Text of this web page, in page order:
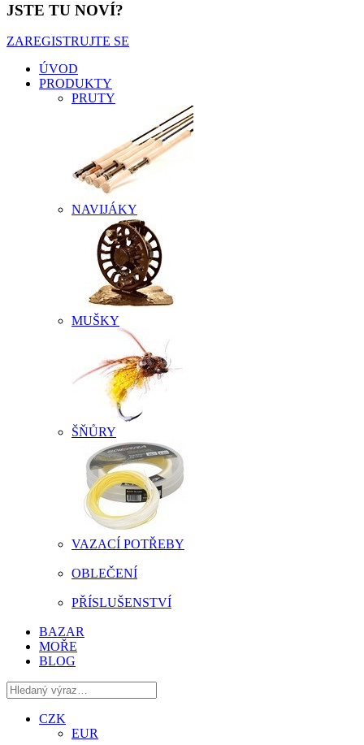
JSTE TU NOVÍ?
ZAREGISTRUJTE SE
ÚVOD
PRODUKTY
PRUTY
NAVIJÁKY
MUŠKY
ŠŇŮRY
VAZACÍ POTŘEBY
OBLEČENÍ
PŘÍSLUŠENSTVÍ
BAZAR
MOŘE
BLOG
CZK
EUR